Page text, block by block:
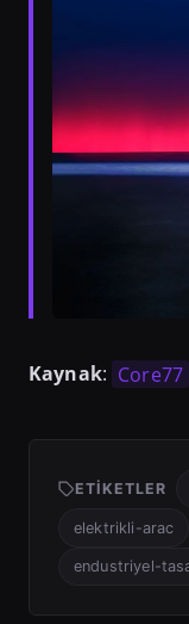
Kaynak: Core77
ETIKETLER
elektrikli-arac
endustriyel-